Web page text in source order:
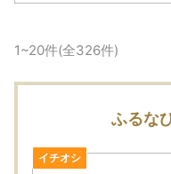
【送付先】
三重県名張市滝之原
東伊豆町ふるさと納税
★令和７年１２月３１
でご希望される方への
1~20件(全326件)
ふるな